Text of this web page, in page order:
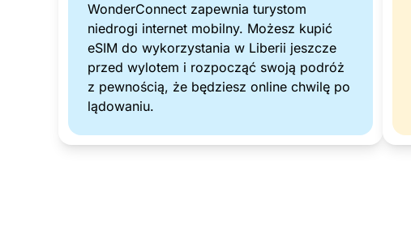
WonderConnect zapewnia turystom
niedrogi internet mobilny. Możesz kupić
eSIM do wykorzystania w Liberii jeszcze
przed wylotem i rozpocząć swoją podróż
z pewnością, że będziesz online chwilę po
lądowaniu.